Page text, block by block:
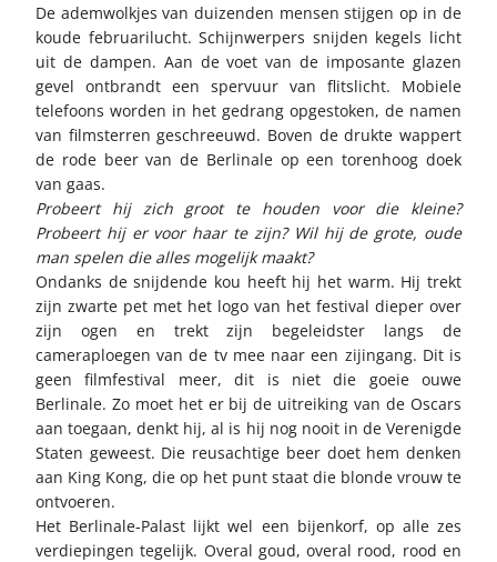
De ademwolkjes van duizenden mensen stijgen op in de
koude februarilucht. Schijnwerpers snijden kegels licht
uit de dampen. Aan de voet van de imposante glazen
gevel ontbrandt een spervuur van flitslicht. Mobiele
telefoons worden in het gedrang opgestoken, de namen
van filmsterren geschreeuwd. Boven de drukte wappert
de rode beer van de Berlinale op een torenhoog doek
van gaas.
Probeert hij zich groot te houden voor die kleine?
Probeert hij er voor haar te zijn? Wil hij de grote, oude
man spelen die alles mogelijk maakt?
Ondanks de snijdende kou heeft hij het warm. Hij trekt
zijn zwarte pet met het logo van het festival dieper over
zijn ogen en trekt zijn begeleidster langs de
cameraploegen van de tv mee naar een zijingang. Dit is
geen filmfestival meer, dit is niet die goeie ouwe
Berlinale. Zo moet het er bij de uitreiking van de Oscars
aan toegaan, denkt hij, al is hij nog nooit in de Verenigde
Staten geweest. Die reusachtige beer doet hem denken
aan King Kong, die op het punt staat die blonde vrouw te
ontvoeren.
Het Berlinale-Palast lijkt wel een bijenkorf, op alle zes
verdiepingen tegelijk. Overal goud, overal rood, rood en